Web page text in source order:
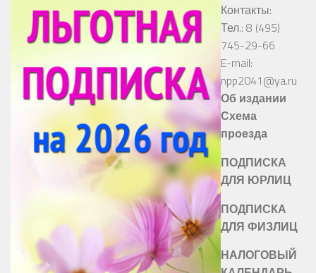
Контакты:
Тел.: 8 (495)
745-29-66
E-mail:
npp2041@ya.ru
Об издании
Схема
проезда
ПОДПИСКА
ДЛЯ ЮРЛИЦ
ПОДПИСКА
ДЛЯ ФИЗЛИЦ
НАЛОГОВЫЙ